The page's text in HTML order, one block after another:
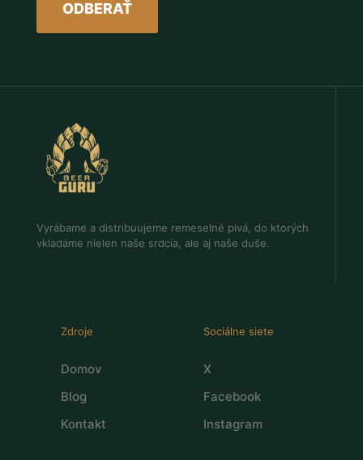
Vyrábame a distribuujeme remeselné pivá, do ktorých
vkladáme nielen naše srdcia, ale aj naše duše.
Zdroje
Domov
Blog
Kontakt
Sociálne siete
X
Facebook
Instagram